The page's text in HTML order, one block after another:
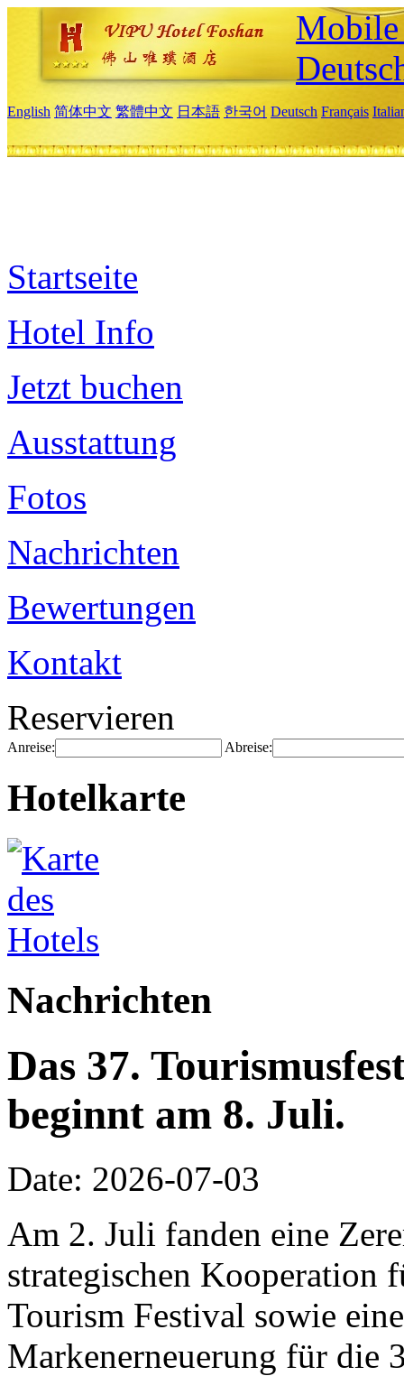
English 简体中文 繁體中文 日本語 한국어 Deutsch Français
Startseite
Hotel Info
Jetzt buchen
Ausstattung
Fotos
Nachrichten
Bewertungen
Kontakt
Reservieren
Anreise: Abreise:
Hotelkarte
Nachrichten
Das 37.
beginnt am 8. Juli.
Date: 2026-07-03
Am 2. Juli fanden eine
strategischen Kooperation
Tourism Festival sowie
Markenerneuerung für die